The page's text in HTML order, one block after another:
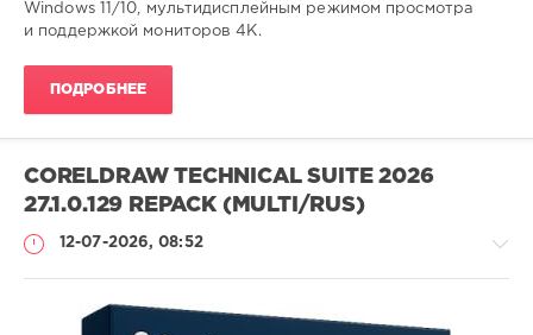
Windows 11/10, мультидисплейным режимом просмотра
и поддержкой мониторов 4K.
ПОДРОБНЕЕ
CORELDRAW TECHNICAL SUITE 2026
27.1.0.129 REPACK (MULTI/RUS)
12-07-2026, 08:52